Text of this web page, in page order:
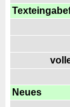
Neues